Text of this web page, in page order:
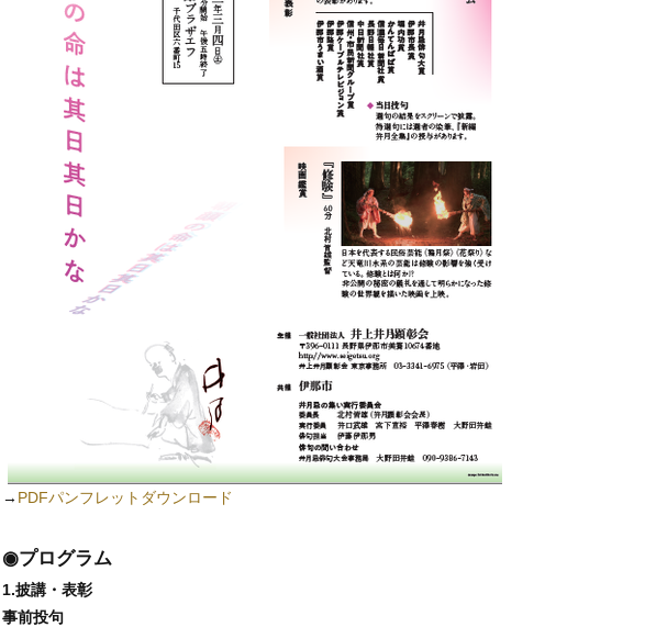
→ PDFパンフレットダウンロード
◉プログラム
1.披講・表彰
事前投句